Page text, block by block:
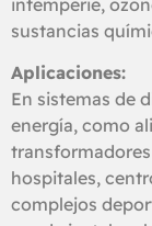
sustancias
Aplicaciones:
En sistemas de
energía, como
hospitales,
complejos